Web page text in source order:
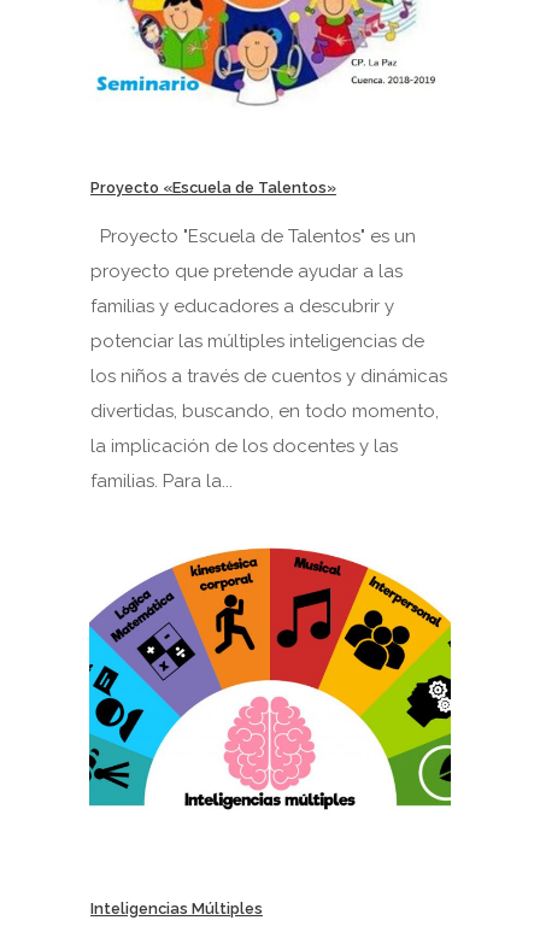
Proyecto «Escuela de Talentos»
Proyecto "Escuela de Talentos" es un
proyecto que pretende ayudar a las
familias y educadores a descubrir y
potenciar las múltiples inteligencias de
los niños a través de cuentos y dinámicas
divertidas, buscando, en todo momento,
la implicación de los docentes y las
familias. Para la...
Inteligencias Múltiples